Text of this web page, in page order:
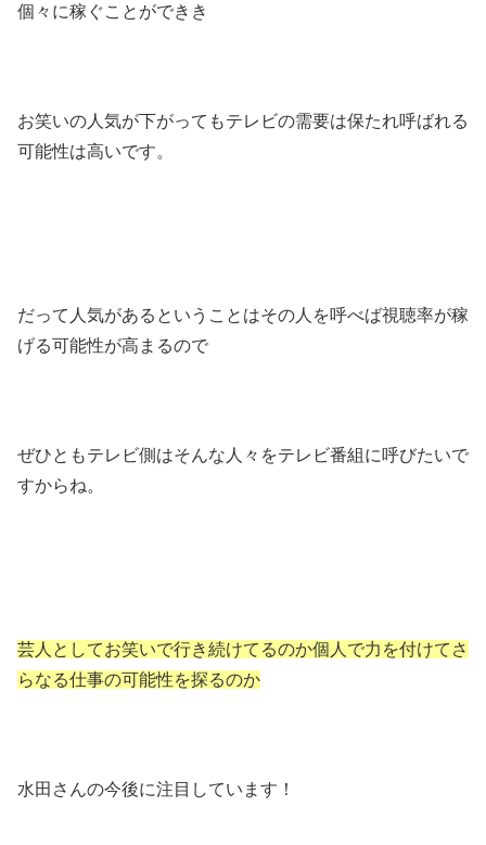
個々に稼ぐことができき
お笑いの人気が下がってもテレビの需要は保たれ呼ばれる
可能性は高いです。
だって人気があるということはその人を呼べば視聴率が稼
げる可能性が高まるので
ぜひともテレビ側はそんな人々をテレビ番組に呼びたいで
すからね。
芸人としてお笑いで行き続けてるのか個人で力を付けてさ
らなる仕事の可能性を探るのか
水田さんの今後に注目しています！